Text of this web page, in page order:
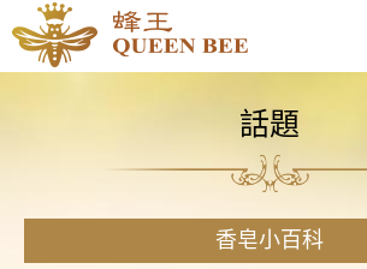
話題
香皂小百科